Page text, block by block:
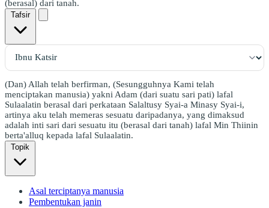
(berasal) dari tanah.
Tafsir
(Dan) Allah telah berfirman, (Sesungguhnya Kami telah
menciptakan manusia) yakni Adam (dari suatu sari pati) lafal
Sulaalatin berasal dari perkataan Salaltusy Syai-a Minasy Syai-i,
artinya aku telah memeras sesuatu daripadanya, yang dimaksud
adalah inti sari dari sesuatu itu (berasal dari tanah) lafal Min Thiinin
berta'alluq kepada lafal Sulaalatin.
Topik
Asal terciptanya manusia
Pembentukan janin